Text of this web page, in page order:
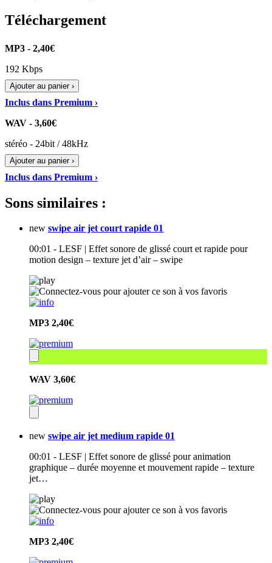
Téléchargement
MP3 - 2,40€
192 Kbps
Ajouter au panier ›
Inclus dans Premium ›
WAV - 3,60€
stéréo - 24bit / 48kHz
Ajouter au panier ›
Inclus dans Premium ›
Sons similaires :
new swipe air jet court rapide 01
00:01 - LESF | Effet sonore de glissé court et rapide pour
motion design – texture jet d’air – swipe
MP3 2,40€
WAV 3,60€
new swipe air jet medium rapide 01
00:01 - LESF | Effet sonore de glissé pour animation
graphique – durée moyenne et mouvement rapide – texture
jet…
MP3 2,40€